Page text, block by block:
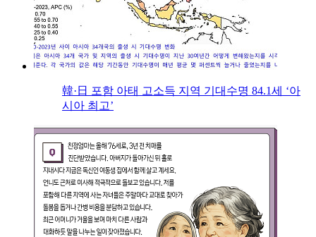
韓·日 포함 아태 고소득 지역 기대수명 84.1세 ‘아
시아 최고’